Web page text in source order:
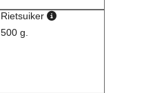
Rietsuiker
500 g.